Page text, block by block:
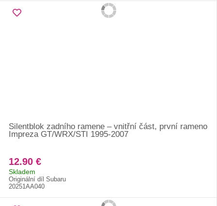
Silentblok zadního ramene – vnitřní část, první rameno
Impreza GT/WRX/STI 1995-2007
12.90 €
Skladem
Originální díl Subaru
20251AA040